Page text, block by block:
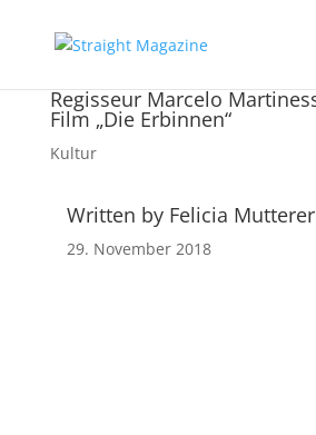
Regisseur Marcelo
Film „Die Erbinnen“
Kultur
Written by Felicia Mutterer
29. November 2018